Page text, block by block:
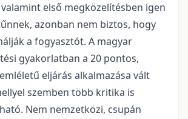
első megközelítésben igen
azonban nem biztos, hogy
a fogyasztót. A magyar
gyakorlatban a 20 pontos,
eljárás alkalmazása vált
szemben több kritika is
Nem nemzetközi, csupán